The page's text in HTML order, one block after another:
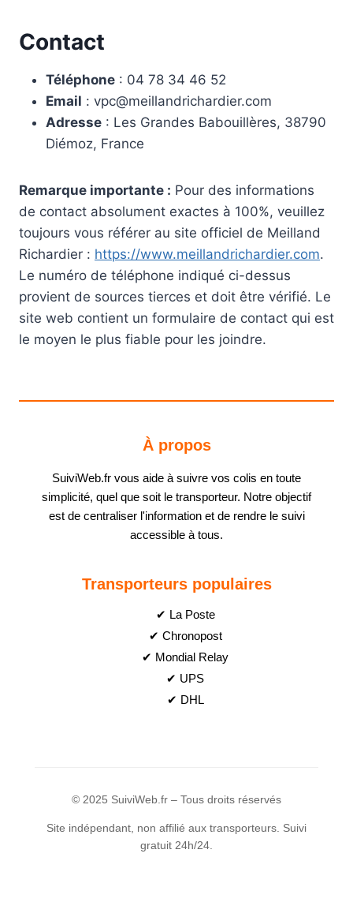
Contact
Téléphone : 04 78 34 46 52
Email : vpc@meillandrichardier.com
Adresse : Les Grandes Babouillères, 38790
Diémoz, France
Remarque importante : Pour des informations
de contact absolument exactes à 100%, veuillez
toujours vous référer au site officiel de Meilland
Richardier : https://www.meillandrichardier.com.
Le numéro de téléphone indiqué ci-dessus
provient de sources tierces et doit être vérifié. Le
site web contient un formulaire de contact qui est
le moyen le plus fiable pour les joindre.
À propos
SuiviWeb.fr vous aide à suivre vos colis en toute
simplicité, quel que soit le transporteur. Notre objectif
est de centraliser l'information et de rendre le suivi
accessible à tous.
Transporteurs populaires
✔ La Poste
✔ Chronopost
✔ Mondial Relay
✔ UPS
✔ DHL
© 2025 SuiviWeb.fr – Tous droits réservés
Site indépendant, non affilié aux transporteurs. Suivi
gratuit 24h/24.